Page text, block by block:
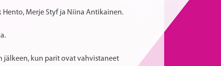
Merje Styf ja Niina Antikainen.
jälkeen, kun parit ovat vahvistaneet